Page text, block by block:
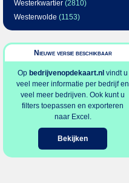
Westerkwartier (2810)
Westerwolde (1153)
Nieuwe versie beschikbaar
Op bedrijvenopdekaart.nl vindt u
veel meer informatie per bedrijf en
veel meer bedrijven. Ook kunt u
filters toepassen en exporteren
naar Excel.
Bekijken